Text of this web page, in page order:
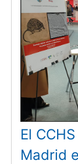
El
Madrid